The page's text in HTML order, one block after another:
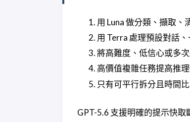
用 Luna 做分類、擷取、
用 Terra 處理預設對話
將高難度、低信心或多
高價值複雜任務提高推
只有可平行拆分且時間
GPT-5.6 支援明確的提示快